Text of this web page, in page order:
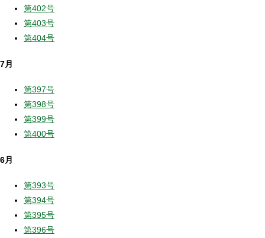
第402号
第403号
第404号
7月
第397号
第398号
第399号
第400号
6月
第393号
第394号
第395号
第396号